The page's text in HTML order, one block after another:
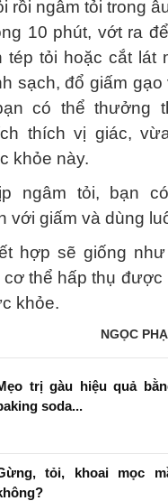
rồi ngâm tỏi trong
10 phút, vớt ra
tép tỏi hoặc cắt lát
sạch, đổ giấm gạo
có thể thưởng
thích vị giác,
khỏe này.
ngâm tỏi, bạn
với giấm và dùng
hợp sẽ giống
cơ thể hấp thụ
khỏe.
NGỌC
trị gàu hiệu quả
soda...
tỏi, khoai mọc